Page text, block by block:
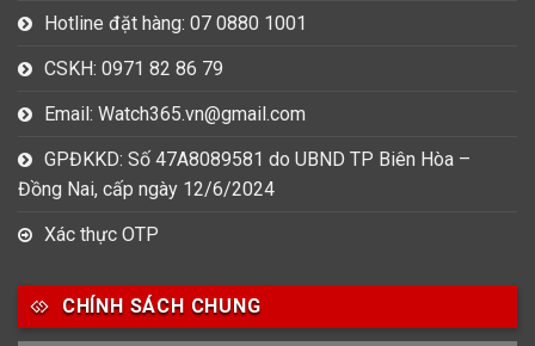
Hotline đặt hàng: 07 0880 1001
CSKH: 0971 82 86 79
Email: Watch365.vn@gmail.com
GPĐKKD: Số 47A8089581 do UBND TP Biên Hòa –
Đồng Nai, cấp ngày 12/6/2024
Xác thực OTP
CHÍNH SÁCH CHUNG